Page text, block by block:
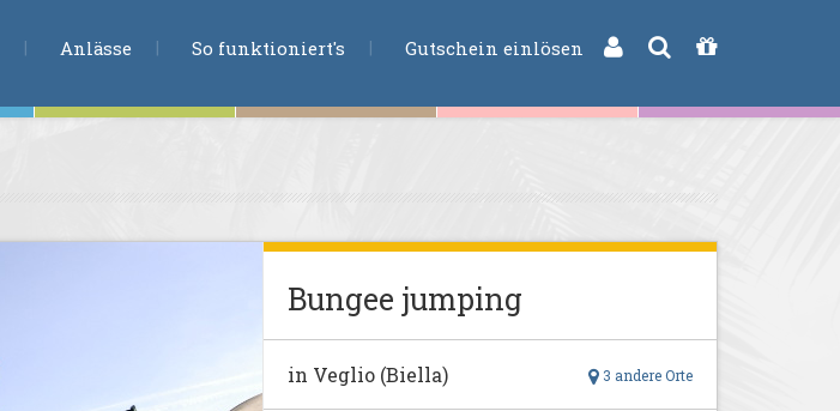
Anlässe So funktioniert's Gutschein einlösen
Bungee jumping
3 andere Orte
in Veglio (Biella)